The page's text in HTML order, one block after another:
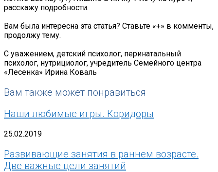
расскажу подробности.
Вам была интересна эта статья? Ставьте «+» в комменты,
продолжу тему.
С уважением, детский психолог, перинатальный
психолог, нутрициолог, учредитель Семейного центра
«Лесенка» Ирина Коваль
Вам также может понравиться
Наши любимые игры. Коридоры
25.02.2019
Развивающие занятия в раннем возрасте.
Две важные цели занятий